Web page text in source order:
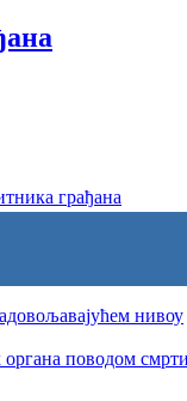
грађана
нивоу
поводом